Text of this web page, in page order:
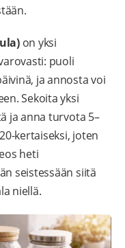
on yksi
puoli
ja annosta voi
Sekoita yksi
ja anna turvota 5–
kertaiseksi, joten
heti
seistessään siitä
niellä.